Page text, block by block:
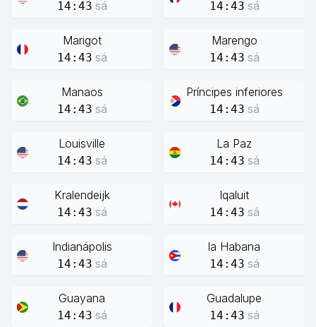
14:43 sá 14:43 sá
Marigot
14:43 sá
Marengo
14:43 sá
Manaos
14:43 sá
Príncipes inferiores
14:43 sá
Louisville
14:43 sá
La Paz
14:43 sá
Kralendeijk
14:43 sá
Iqaluit
14:43 sá
Indianápolis
14:43 sá
la Habana
14:43 sá
Guayana
14:43 sá
Guadalupe
14:43 sá